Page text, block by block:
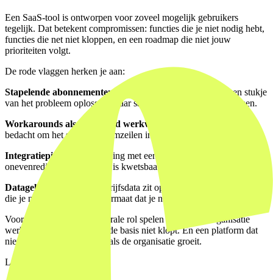
Een SaaS-tool is ontworpen voor zoveel mogelijk gebruikers
tegelijk. Dat betekent compromissen: functies die je niet nodig hebt,
functies die net niet kloppen, en een roadmap die niet jouw
prioriteiten volgt.
De rode vlaggen herken je aan:
Stapelende abonnementen.
Je gebruikt drie tools die elk een stukje
van het probleem oplossen, maar samen nooit een geheel vormen.
Workarounds als standaard werkwijze.
bedacht om het systeem te omzeilen in plaats van het te gebruiken.
Integratiepijn.
Elke koppeling met een ander systeem kost
onevenredig veel moeite en is kwetsbaar bij updates.
Datageloktheid.
Jouw bedrijfsdata zit opgesloten in een omgeving
die je niet beheert, in een formaat dat je niet kiest.
Voor platforms die een centrale rol spelen in hoe een organisatie
werkt, zijn dit signalen dat de basis niet klopt. En een platform dat
niet klopt, schaalt niet mee als de organisatie groeit.
Livewall case